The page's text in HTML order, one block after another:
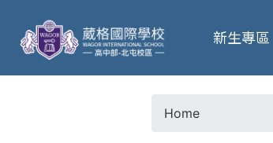
葳
格
Home
新生專區